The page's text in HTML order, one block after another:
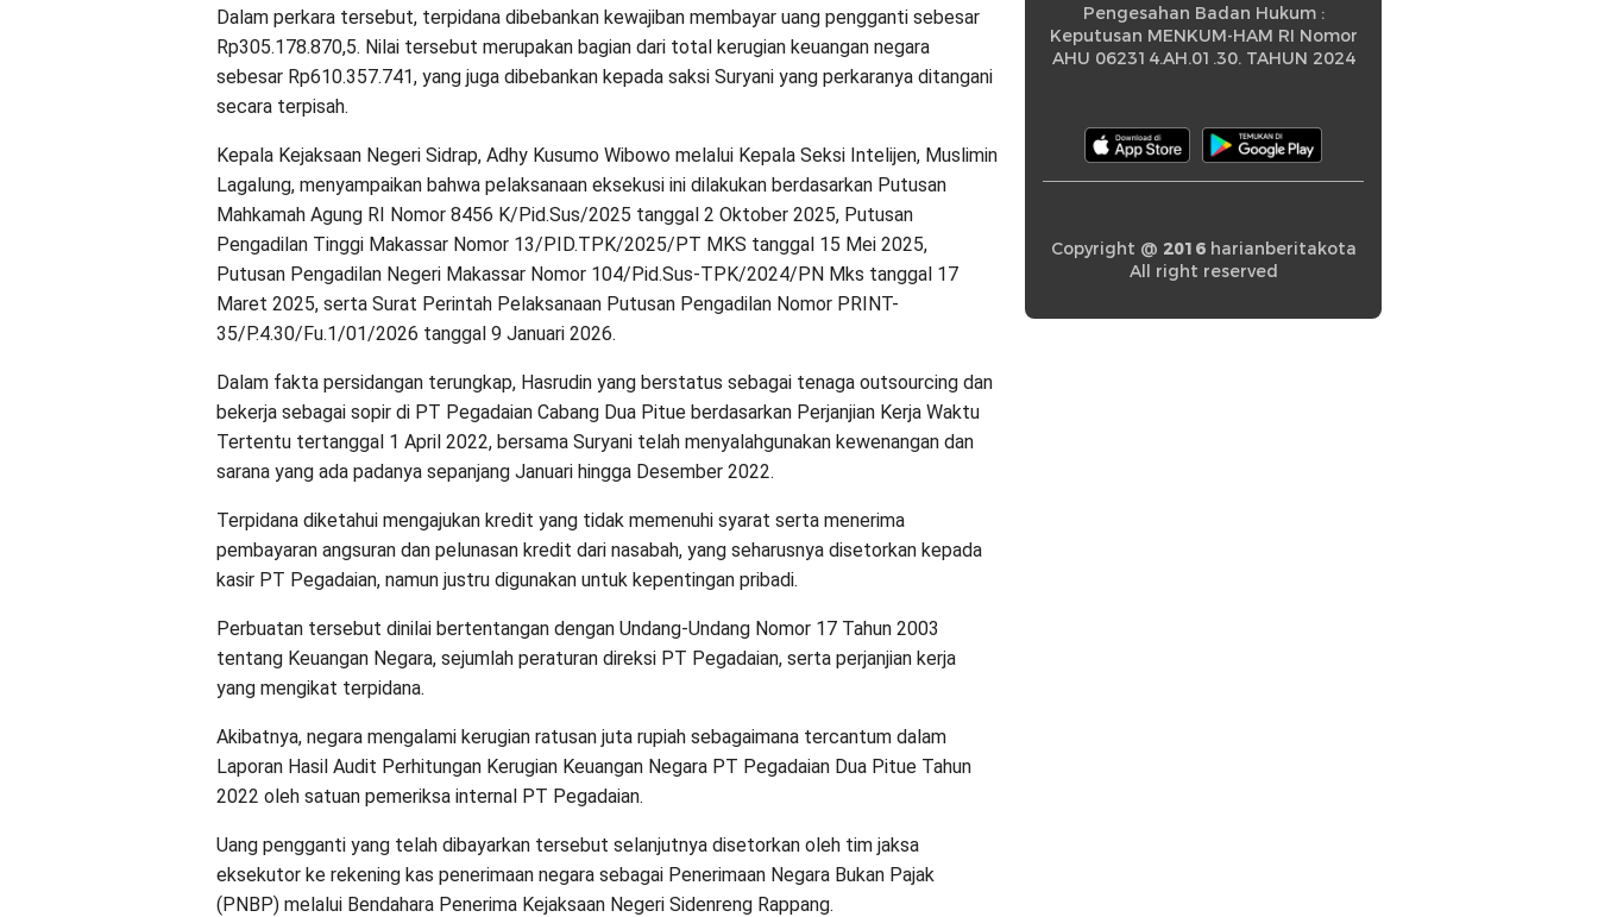
Dalam perkara tersebut, terpidana dibebankan kewajiban membayar uang pengganti sebesar
Rp305.178.870,5. Nilai tersebut merupakan bagian dari total kerugian keuangan negara
sebesar Rp610.357.741, yang juga dibebankan kepada saksi Suryani yang perkaranya ditangani
secara terpisah.
Kepala Kejaksaan Negeri Sidrap, Adhy Kusumo Wibowo melalui Kepala Seksi Intelijen, Muslimin
Lagalung, menyampaikan bahwa pelaksanaan eksekusi ini dilakukan berdasarkan Putusan
Mahkamah Agung RI Nomor 8456 K/Pid.Sus/2025 tanggal 2 Oktober 2025, Putusan
Pengadilan Tinggi Makassar Nomor 13/PID.TPK/2025/PT MKS tanggal 15 Mei 2025,
Putusan Pengadilan Negeri Makassar Nomor 104/Pid.Sus-TPK/2024/PN Mks tanggal 17
Maret 2025, serta Surat Perintah Pelaksanaan Putusan Pengadilan Nomor PRINT-
35/P.4.30/Fu.1/01/2026 tanggal 9 Januari 2026.
Dalam fakta persidangan terungkap, Hasrudin yang berstatus sebagai tenaga outsourcing dan
bekerja sebagai sopir di PT Pegadaian Cabang Dua Pitue berdasarkan Perjanjian Kerja Waktu
Tertentu tertanggal 1 April 2022, bersama Suryani telah menyalahgunakan kewenangan dan
sarana yang ada padanya sepanjang Januari hingga Desember 2022.
Terpidana diketahui mengajukan kredit yang tidak memenuhi syarat serta menerima
pembayaran angsuran dan pelunasan kredit dari nasabah, yang seharusnya disetorkan kepada
kasir PT Pegadaian, namun justru digunakan untuk kepentingan pribadi.
Perbuatan tersebut dinilai bertentangan dengan Undang-Undang Nomor 17 Tahun 2003
tentang Keuangan Negara, sejumlah peraturan direksi PT Pegadaian, serta perjanjian kerja
yang mengikat terpidana.
Akibatnya, negara mengalami kerugian ratusan juta rupiah sebagaimana tercantum dalam
Laporan Hasil Audit Perhitungan Kerugian Keuangan Negara PT Pegadaian Dua Pitue Tahun
2022 oleh satuan pemeriksa internal PT Pegadaian.
Uang pengganti yang telah dibayarkan tersebut selanjutnya disetorkan oleh tim jaksa
eksekutor ke rekening kas penerimaan negara sebagai Penerimaan Negara Bukan Pajak
(PNBP) melalui Bendahara Penerima Kejaksaan Negeri Sidenreng Rappang.
Pengesahan Badan Hukum :
Keputusan MENKUM-HAM RI Nomor
AHU 062314.AH.01.30. TAHUN 2024
Copyright @ 2016harianberitakota
All right reserved